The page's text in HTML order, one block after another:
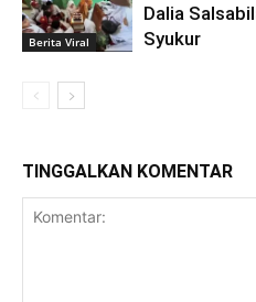
Berita Viral
Dalia
Syukur
TINGGALKAN KOMENTAR